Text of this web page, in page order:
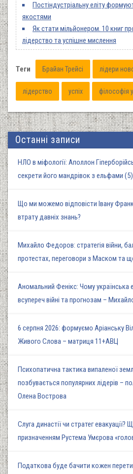
Постіндустріальну еліту
якостями
Як стати мільйонером. 10 книг
лідерство та успішне мислення
Теги Брайан Трейсі лідери
лідерство успіх філософія
Останні записи
НЛО в міфології: Аполлон
секрети його мандрівок з ельфами (5)
Що ми можемо відповісти Івану
втрату давніх знань?
Михайло Федоров: стратегія війни,
протестах, переговори з Маском та
Аномальний Фенікс: Чому українська
всупереч війні та прогнозам –
6 серпня 2026: формуємо Аріанську
Живого Слова – матриця 11+АВЦ
Психопатична тактика випаленої
позбувається популярних лідерів –
Олена Вострова
Слуга династії чи стратег евакуації?
призначенням Рустема Умєрова
Податкова буде бачити кожен